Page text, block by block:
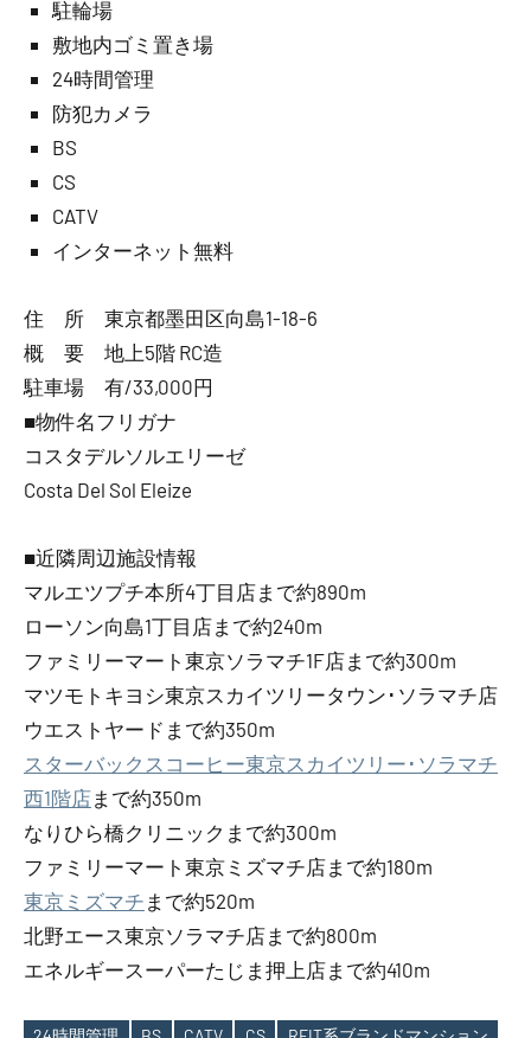
駐輪場
敷地内ゴミ置き場
24時間管理
防犯カメラ
BS
CS
CATV
インターネット無料
住 所 東京都墨田区向島1-18-6
概 要 地上5階 RC造
駐車場 有/33,000円
■物件名フリガナ
コスタデルソルエリーゼ
Costa Del Sol Eleize
■近隣周辺施設情報
マルエツプチ本所4丁目店まで約890m
ローソン向島1丁目店まで約240m
ファミリーマート東京ソラマチ1F店まで約300m
マツモトキヨシ東京スカイツリータウン･ソラマチ店
ウエストヤードまで約350m
スターバックスコーヒー東京スカイツリー･ソラマチ
西1階店まで約350m
なりひら橋クリニックまで約300m
ファミリーマート東京ミズマチ店まで約180m
東京ミズマチ まで約520m
北野エース東京ソラマチ店まで約800m
エネルギースーパーたじま押上店まで約410m